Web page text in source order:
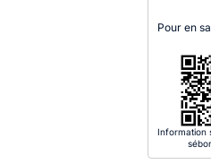
Pour en
Information